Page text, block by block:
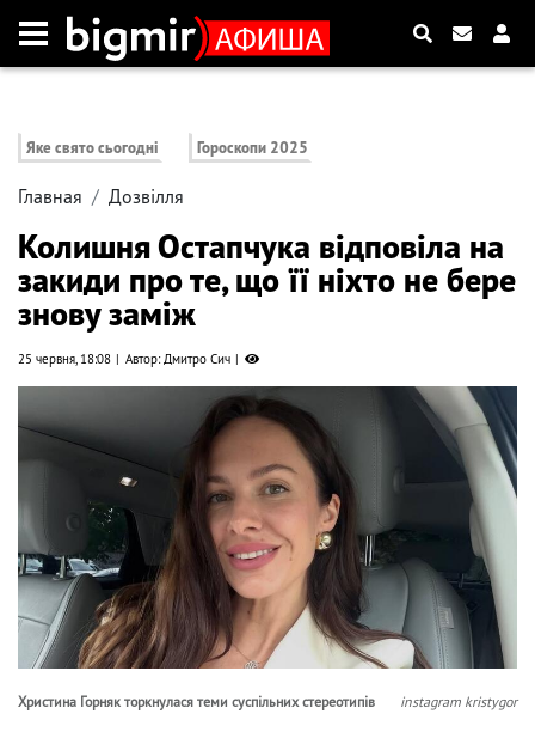
Яке свято сьогодні Гороскопи 2025
Главная Дозвілля
Колишня Остапчука відповіла на
закиди про те, що її ніхто не бере
знову заміж
25 червня, 18:08 Автор: Дмитро Сич
Христина Горняк торкнулася теми суспільних стереотипів instagram kristygor